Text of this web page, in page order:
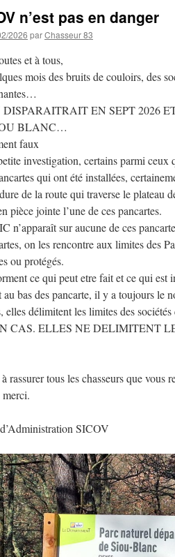
n’est pas en danger
2026 parChasseur 83
et à tous,
mois des bruits de couloirs, des
EN SEPT 2026
BLANC…
faux
investigation, certains parmi ceux
qui ont été installées,
de la route qui traverse le plateau
pièce jointe l’une de ces pancartes.
n’apparaît sur aucune de ces
on les rencontre aux limites des
ou protégés.
ce qui peut etre fait et ce qui est
bas des pancarte, il y a toujours le
elles délimitent les limites des sociétés
CAS. ELLES NE DELIMITENT
rassurer tous les chasseurs que vous
merci.
SICOV